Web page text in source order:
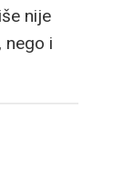
nije
nego i